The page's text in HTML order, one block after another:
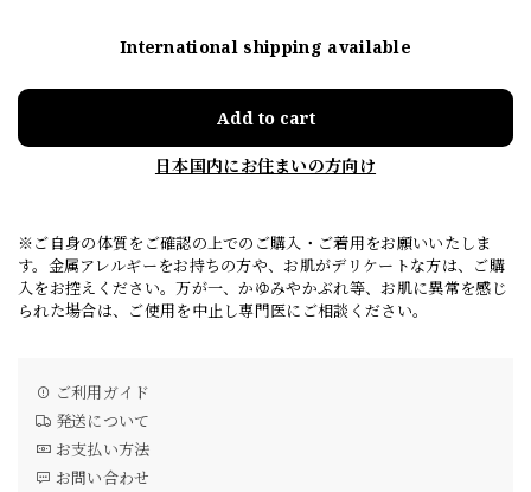
International shipping available
Add to cart
日本国内にお住まいの方向け
※ご自身の体質をご確認の上でのご購入・ご着用をお願いいたしま
す。金属アレルギーをお持ちの方や、お肌がデリケートな方は、ご購
入をお控えください。万が一、かゆみやかぶれ等、お肌に異常を感じ
られた場合は、ご使用を中止し専門医にご相談ください。
ご利用ガイド
発送について
お支払い方法
お問い合わせ